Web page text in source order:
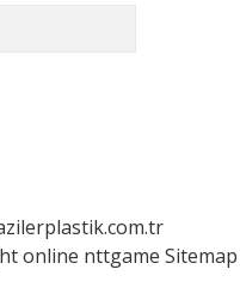
online nttgame Sitemap